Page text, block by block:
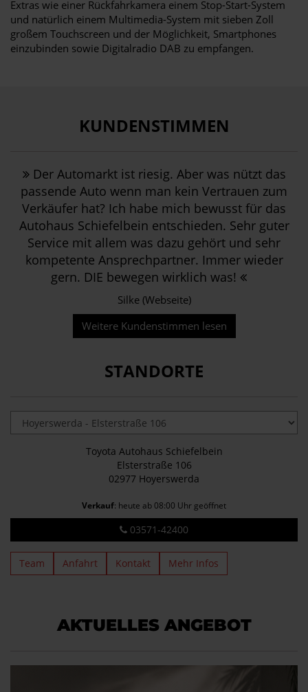
Extras wie einer Rückfahrkamera einem Stop-Start-System
und natürlich einem Multimedia-System mit sieben Zoll
großem Touchscreen und der Möglichkeit, Smartphones
einzubinden sowie Digitalradio DAB zu empfangen.
KUNDENSTIMMEN
Der Automarkt ist riesig. Aber was nützt das
passende Auto wenn man kein Vertrauen zum
Verkäufer hat? Ich habe mich bewusst für das
Autohaus Schiefelbein entschieden. Sehr guter
Service mit allem was dazu gehört und sehr
kompetente Ansprechpartner. Immer wieder
gern. DIE bewegen wirklich was!
Silke (Webseite)
Weitere Kundenstimmen lesen
STANDORTE
Toyota Autohaus Schiefelbein
Elsterstraße 106
02977 Hoyerswerda
Verkauf: heute ab 08:00 Uhr geöffnet
03571-42400
Team Anfahrt Kontakt Mehr Infos
AKTUELLES ANGEBOT